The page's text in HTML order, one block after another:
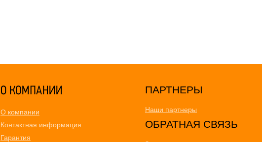
О компании
Контактная информация
Гарантия
ПАРТНЕРЫ
Наши партнеры
ОБРАТНАЯ СВЯЗЬ